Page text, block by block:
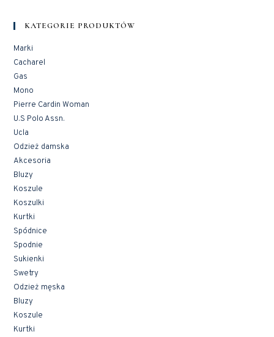
KATEGORIE PRODUKTÓW
Marki
Cacharel
Gas
Mono
Pierre Cardin Woman
U.S Polo Assn.
Ucla
Odzież damska
Akcesoria
Bluzy
Koszule
Koszulki
Kurtki
Spódnice
Spodnie
Sukienki
Swetry
Odzież męska
Bluzy
Koszule
Kurtki